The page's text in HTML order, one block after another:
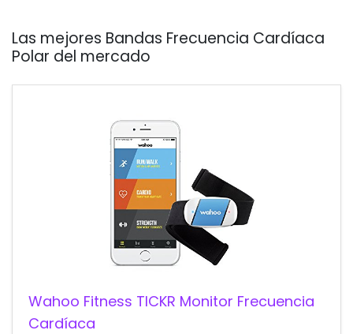
Las mejores Bandas Frecuencia Cardíaca
Polar del mercado
Wahoo Fitness TICKR Monitor Frecuencia
Cardíaca